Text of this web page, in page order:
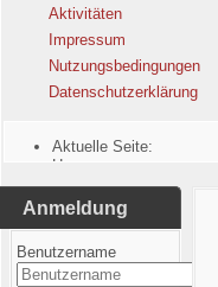
Aktivitäten
Impressum
Nutzungsbedingungen
Datenschutzerklärung
Aktuelle Seite:
Home
Anmeldung
Benutzername